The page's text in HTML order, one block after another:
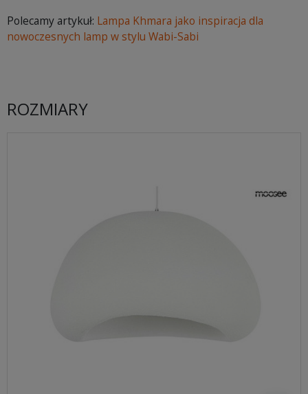
Polecamy artykuł: Lampa Khmara jako inspiracja dla
nowoczesnych lamp w stylu Wabi-Sabi
ROZMIARY